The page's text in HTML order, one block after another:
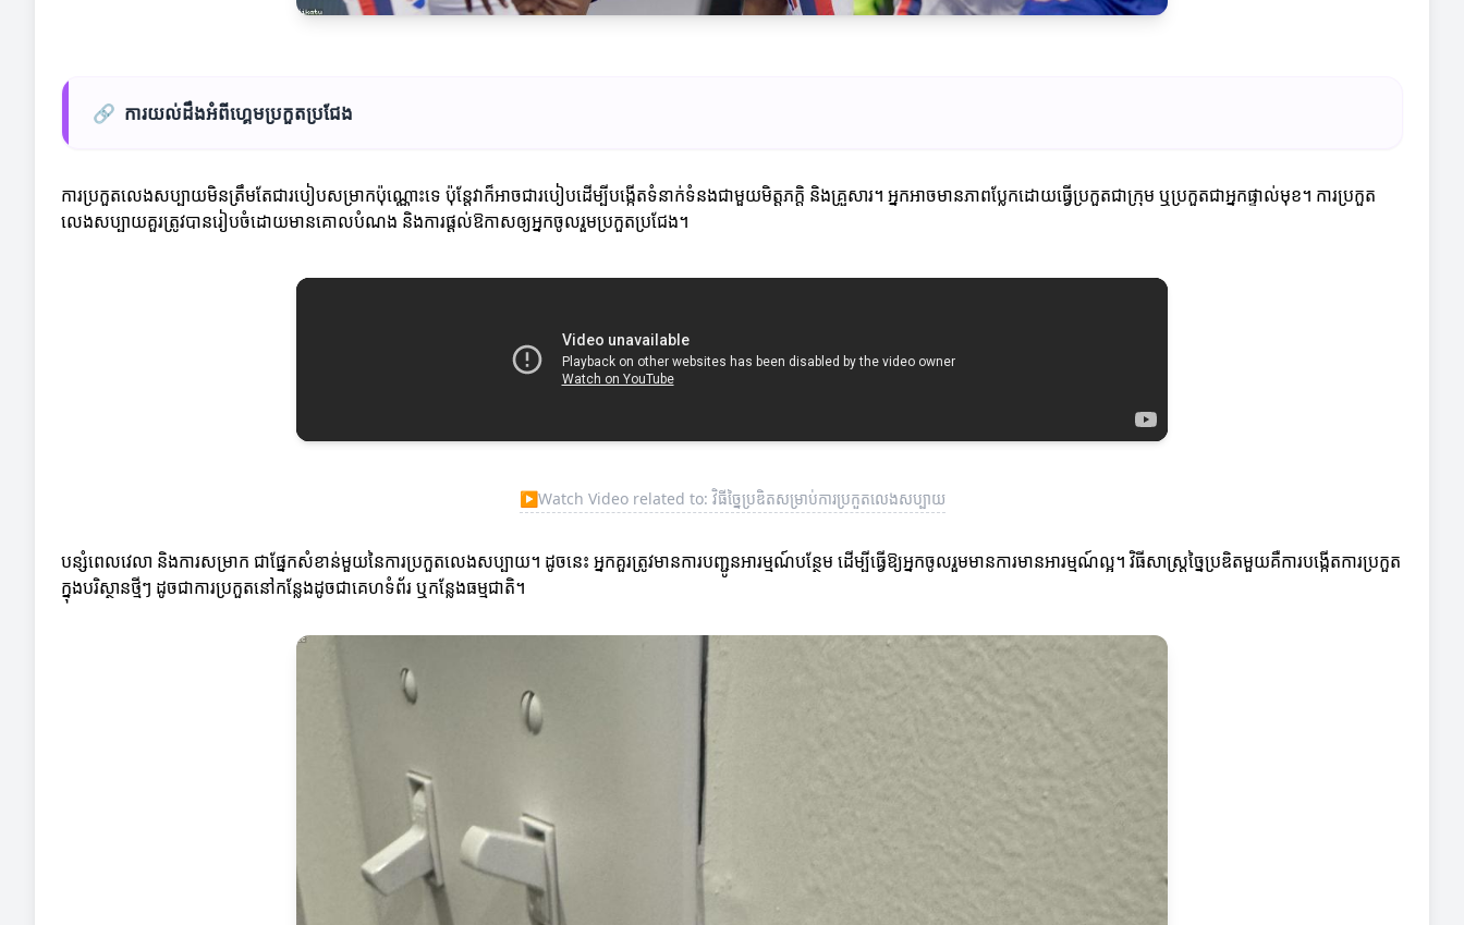
🔗 ការយល់ដឹងអំពីហ្គេមប្រកួតប្រជែង
ការប្រកួតលេងសប្បាយមិនត្រឹមតែជារបៀបសម្រាកប៉ុណ្ណោះទេ ប៉ុន្តែវាក៏អាចជារបៀបដើម្បីបង្កើតទំនាក់ទំនងជាមួយមិត្តភក្តិ និងគ្រួសារ។ អ្នកអាចមានភាពប្លែកដោយធ្វើប្រកួតជាក្រុម ឬប្រកួតជាអ្នកផ្ទាល់មុខ។ ការប្រកួត
លេងសប្បាយគួរត្រូវបានរៀបចំដោយមានគោលបំណង និងការផ្ដល់ឱកាសឲ្យអ្នកចូលរួមប្រកួតប្រជែង។
▶Watch Video related to: វិធីច្នៃប្រឌិតសម្រាប់ការប្រកួតលេងសប្បាយ
បន្សំពេលវេលា និងការសម្រាក ជាផ្នែកសំខាន់មួយនៃការប្រកួតលេងសប្បាយ។ ដូចនេះ អ្នកគួរត្រូវមានការបញ្ជូនអារម្មណ៍បន្ថែម ដើម្បីធ្វើឱ្យអ្នកចូលរួមមានការមានអារម្មណ៍ល្អ។ វិធីសាស្ត្រច្នៃប្រឌិតមួយគឺការបង្កើតការប្រកួត
ក្នុងបរិស្ថានថ្មីៗ ដូចជាការប្រកួតនៅកន្លែងដូចជាគេហទំព័រ ឬកន្លែងធម្មជាតិ។